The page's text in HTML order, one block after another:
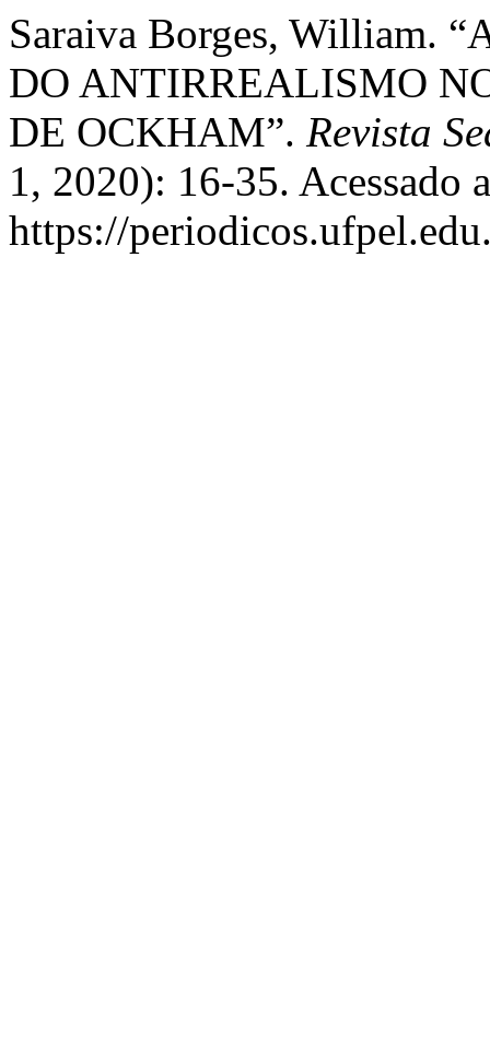
Saraiva Borges, William.
DO ANTIRREALISMO
DE OCKHAM”. Revista
1, 2020): 16-35. Acessado
https://